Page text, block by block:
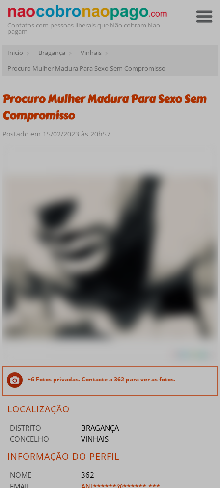
Contatos com pessoas liberais que Não cobram Nao
pagam
Inicio Bragança
Vinhais
Procuro Mulher Madura Para Sexo Sem Compromisso
Procuro Mulher Madura Para Sexo Sem
Compromisso
Postado em 15/02/2023 às 20h57
+6 Fotos privadas. Contacte a 362 para ver as fotos.
LOCALIZAÇÃO
DISTRITO
BRAGANÇA
CONCELHO
VINHAIS
INFORMAÇÃO DO PERFIL
NOME
362